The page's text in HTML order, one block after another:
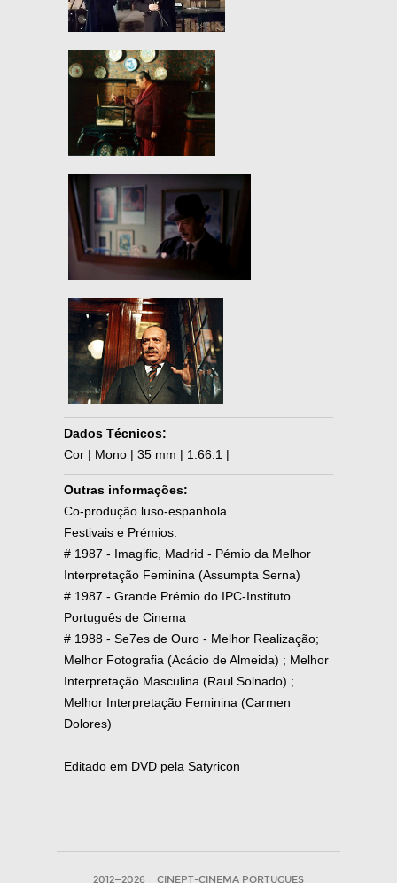
Dados Técnicos:
Cor | Mono | 35 mm | 1.66:1 |
Outras informações:
Co-produção luso-espanhola
Festivais e Prémios:
# 1987 - Imagific, Madrid - Pémio da Melhor
Interpretação Feminina (Assumpta Serna)
# 1987 - Grande Prémio do IPC-Instituto
Português de Cinema
# 1988 - Se7es de Ouro - Melhor Realização;
Melhor Fotografia (Acácio de Almeida) ; Melhor
Interpretação Masculina (Raul Solnado) ;
Melhor Interpretação Feminina (Carmen
Dolores)
Editado em DVD pela Satyricon
2012—2026 CINEPT-CINEMA PORTUGUES